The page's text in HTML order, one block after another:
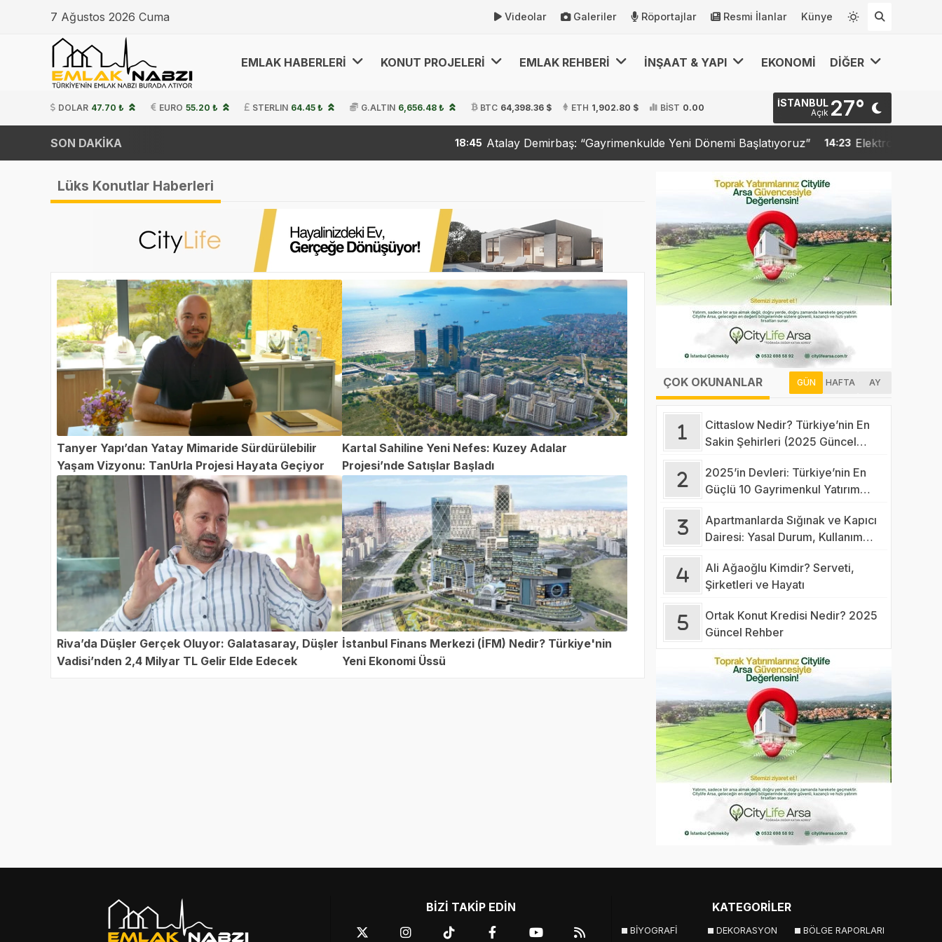
7 Ağustos 2026 Cuma Videolar Galeriler Röportajlar Resmi İlanlar Künye
EMLAK HABERLERİ KONUT PROJELERİ EMLAK REHBERİ İNŞAAT & YAPI EKONOMİ DİĞER
DOLAR 47.70 ₺ EURO 55.20 ₺ STERLIN 64.45 ₺ G.ALTIN 6,656.48 ₺ BTC 64,398.36 $ ETH 1,902.80 $ BİST 0.00 İSTANBUL
Açık 27°
SON DAKİKA Atalay Demirbaş: “Gayrimenkulde Yeni Dönemi Başlatıyoruz” 14:23 Elektronik İlan
Lüks Konutlar Haberleri
Tanyer Yapı’dan Yatay Mimaride Sürdürülebilir
Yaşam Vizyonu: TanUrla Projesi Hayata Geçiyor
Kartal Sahiline Yeni Nefes: Kuzey Adalar
Projesi’nde Satışlar Başladı
Riva’da Düşler Gerçek Oluyor: Galatasaray, Düşler
Vadisi’nden 2,4 Milyar TL Gelir Elde Edecek
İstanbul Finans Merkezi (İFM) Nedir? Türkiye'nin
Yeni Ekonomi Üssü
ÇOK OKUNANLAR GÜN HAFTA AY
Cittaslow Nedir? Türkiye’nin En
Sakin Şehirleri (2025 Güncel
2025’in Devleri: Türkiye’nin En
Güçlü 10 Gayrimenkul Yatırım
Apartmanlarda Sığınak ve Kapıcı
Dairesi: Yasal Durum, Kullanım
Ali Ağaoğlu Kimdir? Serveti,
Şirketleri ve Hayatı
Ortak Konut Kredisi Nedir? 2025
Güncel Rehber
BİZİ TAKİP EDİN KATEGORİLER
BİYOGRAFİ DEKORASYON BÖLGE RAPORLARI